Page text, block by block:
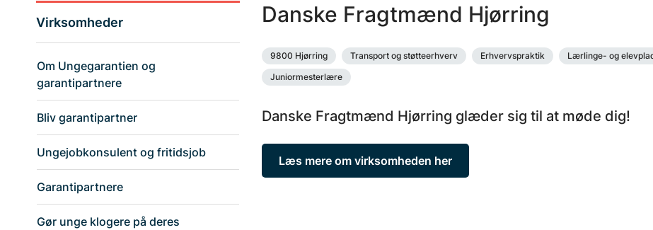
Virksomheder
Om Ungegarantien og
garantipartnere
Bliv garantipartner
Ungejobkonsulent og fritidsjob
Garantipartnere
Gør unge klogere på deres
Danske Fragtmænd Hjørring
9800 Hjørring Transport og støtteerhverv Erhvervspraktik
Lærlinge- og
Juniormesterlære
Danske Fragtmænd Hjørring glæder sig til at møde dig!
Læs mere om virksomheden her